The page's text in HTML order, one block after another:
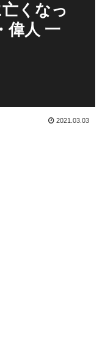
亡くなっ
偉人 一
2021.03.03